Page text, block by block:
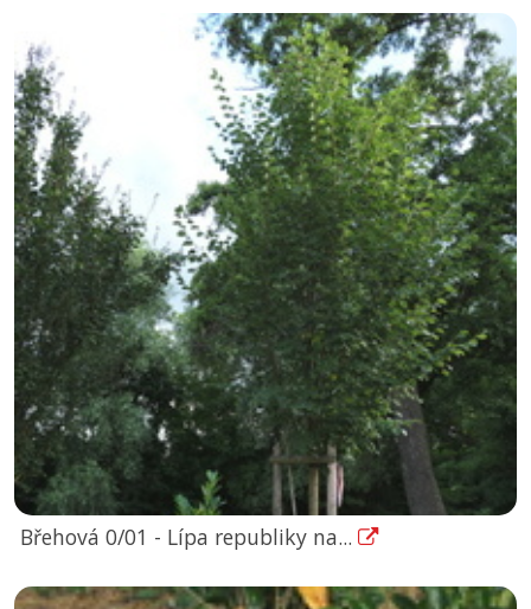
Břehová 0/01 - Lípa republiky na...